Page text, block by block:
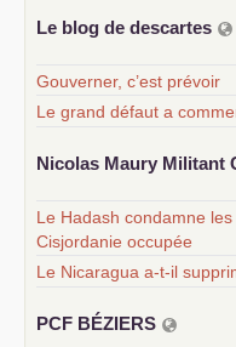
Le blog de descartes
Gouverner, c’est prévoir
Le grand défaut a
Nicolas Maury Militant
Le Hadash condamne
Cisjordanie occupée
Le Nicaragua a-t-il
PCF BÉZIERS